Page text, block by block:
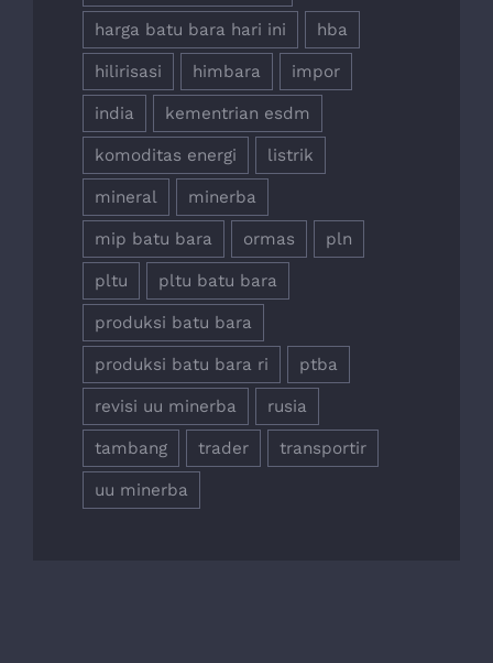
harga batu bara hari ini hba
hilirisasi himbara impor
india kementrian esdm
komoditas energi listrik
mineral minerba
mip batu bara ormas pln
pltu pltu batu bara
produksi batu bara
produksi batu bara ri ptba
revisi uu minerba rusia
tambang trader transportir
uu minerba